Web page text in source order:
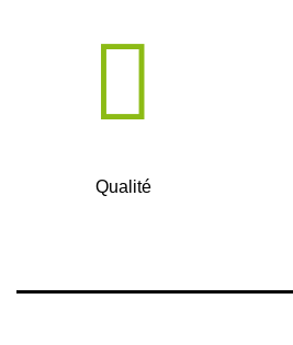
Qualité